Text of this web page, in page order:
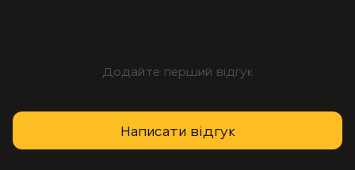
Додайте перший відгук
Написати відгук